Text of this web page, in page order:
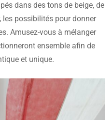
dans des tons de beige, de
les possibilités pour donner
Amusez-vous à mélanger
ensemble afin de
et unique.